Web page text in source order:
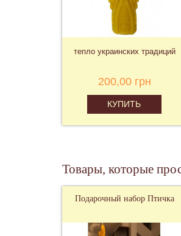
тепло украинских традиций
200,00 грн
КУПИТЬ
Товары, которые
Подарочный набор Птичка